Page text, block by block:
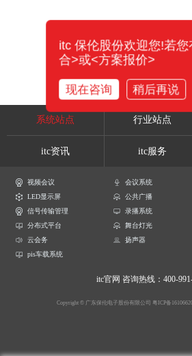
系统站点 行业站点
itc资讯 itc服务
视频会议 会议系统
LED显示屏
公共广播
信号传输管理
录播系统
分布式平台
舞台灯光
云会务
扬声器
pis车载系统
itc官网 咨询热线：400-
Copyright © 广东保伦电子股份有限公司 粤ICP备
itc 保伦股份欢迎您!若
合>或<方案报价>
现在咨询 稍后再说